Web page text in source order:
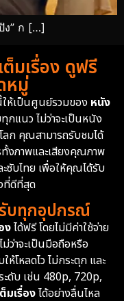
ง” ก […]
มเรื่อง ดูฟรี
หมู่
ห้เป็นศูนย์รวมของ หนัง
กแนว ไม่ว่าจะเป็นหนัง
ก คุณสามารถรับชมได้
งภาพและเสียงคุณภาพ
ซับไทย เพื่อให้คุณได้รับ
ที่ดีที่สุด
บทุกอุปกรณ์
งได้ฟรี โดยไม่มีค่าใช้จ่าย
าจะเป็นมือถือหรือ
โหลดไว ไม่กระตุก และ
ะดับ เช่น 480p, 720p,
มเรื่องได้อย่างลื่นไหล